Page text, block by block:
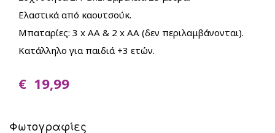
Cosmetics
3C4G
A
Dorables
Bambolina
BACK
Bambolina
Ελαστικά από καουτσούκ.
Μπαταρίες: 3 x AA & 2 x AA (δεν περιλαμβάνονται).
Κατάλληλο για παιδιά +3 ετών.
€ 19,99
Φωτογραφίες